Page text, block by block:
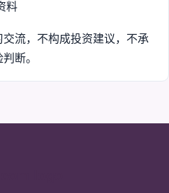
料
流，不构成投资建议，不承
断。